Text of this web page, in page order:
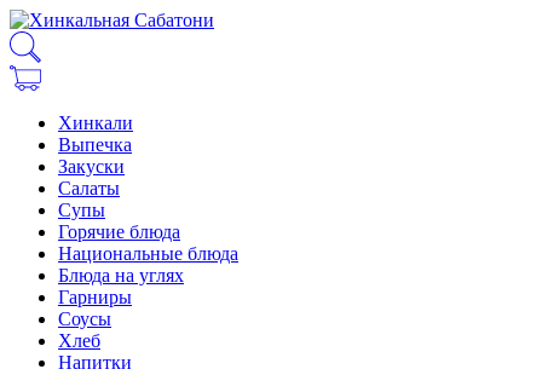
Хинкали
Выпечка
Закуски
Салаты
Супы
Горячие блюда
Национальные блюда
Блюда на углях
Гарниры
Соусы
Хлеб
Напитки